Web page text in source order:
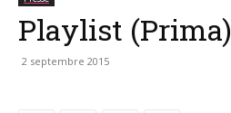
Playlist (Prima)
2 septembre 2015